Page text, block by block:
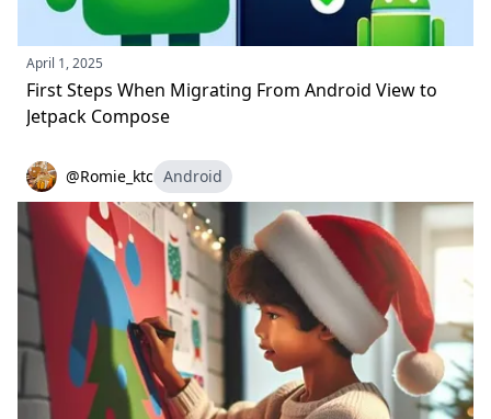
April 1, 2025
First Steps When Migrating From Android View to
Jetpack Compose
@Romie_ktc Android